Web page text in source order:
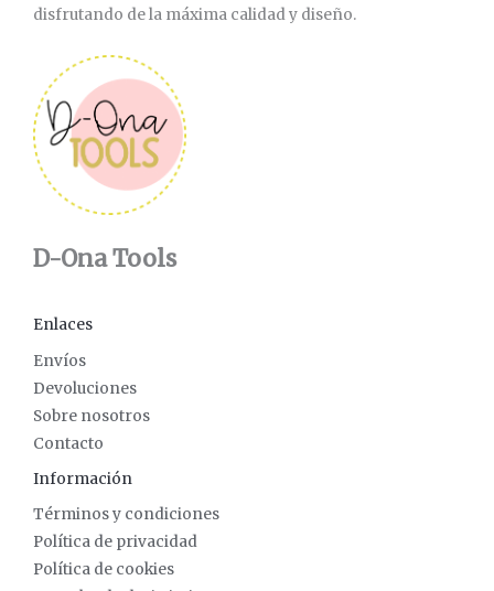
disfrutando de la máxima calidad y diseño.
D-Ona Tools
Enlaces
Envíos
Devoluciones
Sobre nosotros
Contacto
Información
Términos y condiciones
Política de privacidad
Política de cookies